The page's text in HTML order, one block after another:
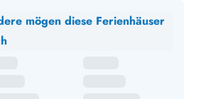
mögen diese Ferienhäuser